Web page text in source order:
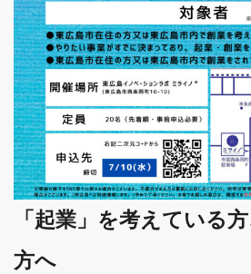
「起業」を考えている
方へ